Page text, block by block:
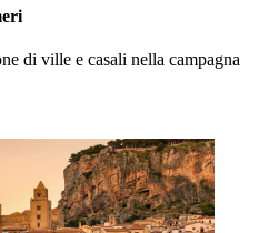
di ville e casali nella campagna